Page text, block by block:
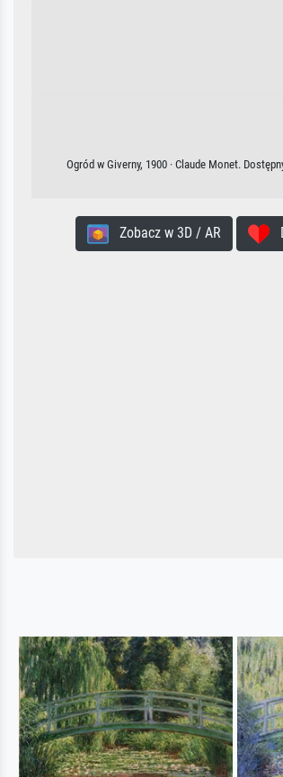
Ogród w Giverny, 1900 · Claude Monet.
Zobacz w 3D / AR